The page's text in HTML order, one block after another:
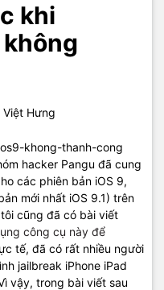
khi
Hưng
hacker Pangu đã cung
các phiên bản iOS 9,
mới nhất iOS 9.1) trên
cũng đã có bài viết
công cụ này để
tế, đã có rất nhiều người
jailbreak iPhone iPad
vậy, trong bài viết sau